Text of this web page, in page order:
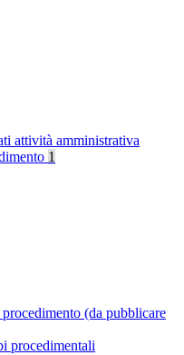
attività amministrativa
1
(da pubblicare
procedimentali